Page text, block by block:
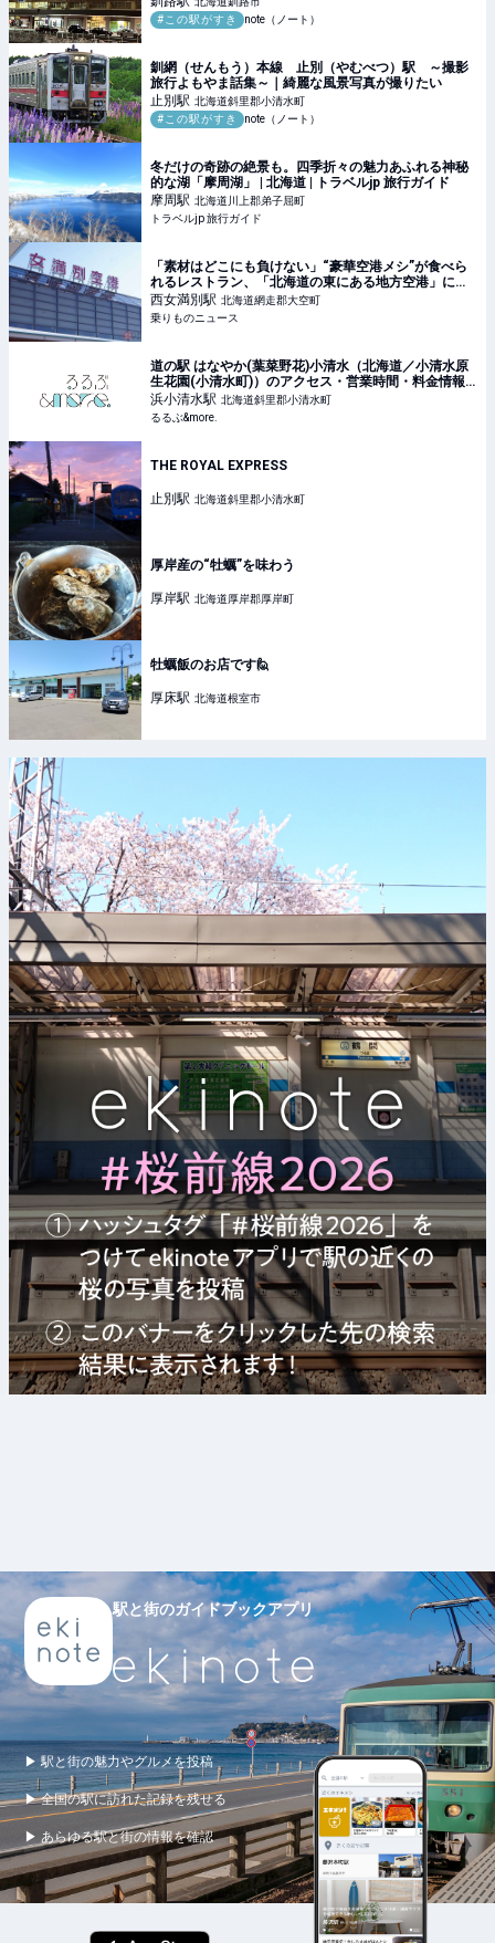
#この駅がすき
note（ノート）
釧網（せんもう）本線 止別（やむべつ）駅 ～撮影
旅行よもやま話集～｜綺麗な風景写真が撮りたい
止別駅 北海道斜里郡小清水町
#この駅がすき
note（ノート）
冬だけの奇跡の絶景も。四季折々の魅力あふれる神秘
的な湖「摩周湖」 | 北海道 | トラベルjp 旅行ガイド
摩周駅 北海道川上郡弟子屈町
トラベルjp 旅行ガイド
「素材はどこにも負けない」“豪華空港メシ”が食べら
れるレストラン、「北海道の東にある地方空港」に出
現！ そのスゴい全貌 | 乗りものニュース
西女満別駅 北海道網走郡大空町
乗りものニュース
道の駅 はなやか(葉菜野花)小清水（北海道／小清水原
生花園(小清水町)）のアクセス・営業時間・料金情報
｜るるぶ&more.
浜小清水駅 北海道斜里郡小清水町
るるぶ&more.
THE ROYAL EXPRESS
止別駅 北海道斜里郡小清水町
厚岸産の“牡蠣”を味わう
厚岸駅 北海道厚岸郡厚岸町
牡蠣飯のお店です🙋
厚床駅 北海道根室市
駅と街のガイドブックアプリ
▶ 駅と街の魅力やグルメを投稿
▶ 全国の駅に訪れた記録を残せる
▶ あらゆる駅と街の情報を確認